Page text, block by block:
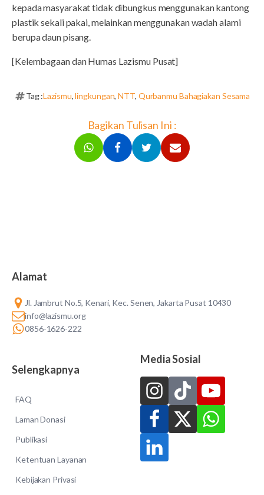
kepada masyarakat tidak dibungkus menggunakan kantong
plastik sekali pakai, melainkan menggunakan wadah alami
berupa daun pisang.
[Kelembagaan dan Humas Lazismu Pusat]
Tag :Lazismu,lingkungan,NTT, Qurbanmu Bahagiakan Sesama
Bagikan Tulisan Ini :
Alamat
Jl. Jambrut No.5, Kenari, Kec. Senen, Jakarta Pusat 10430
info@lazismu.org
0856-1626-222
Selengkapnya
FAQ
Laman Donasi
Publikasi
Ketentuan Layanan
Kebijakan Privasi
Media Sosial